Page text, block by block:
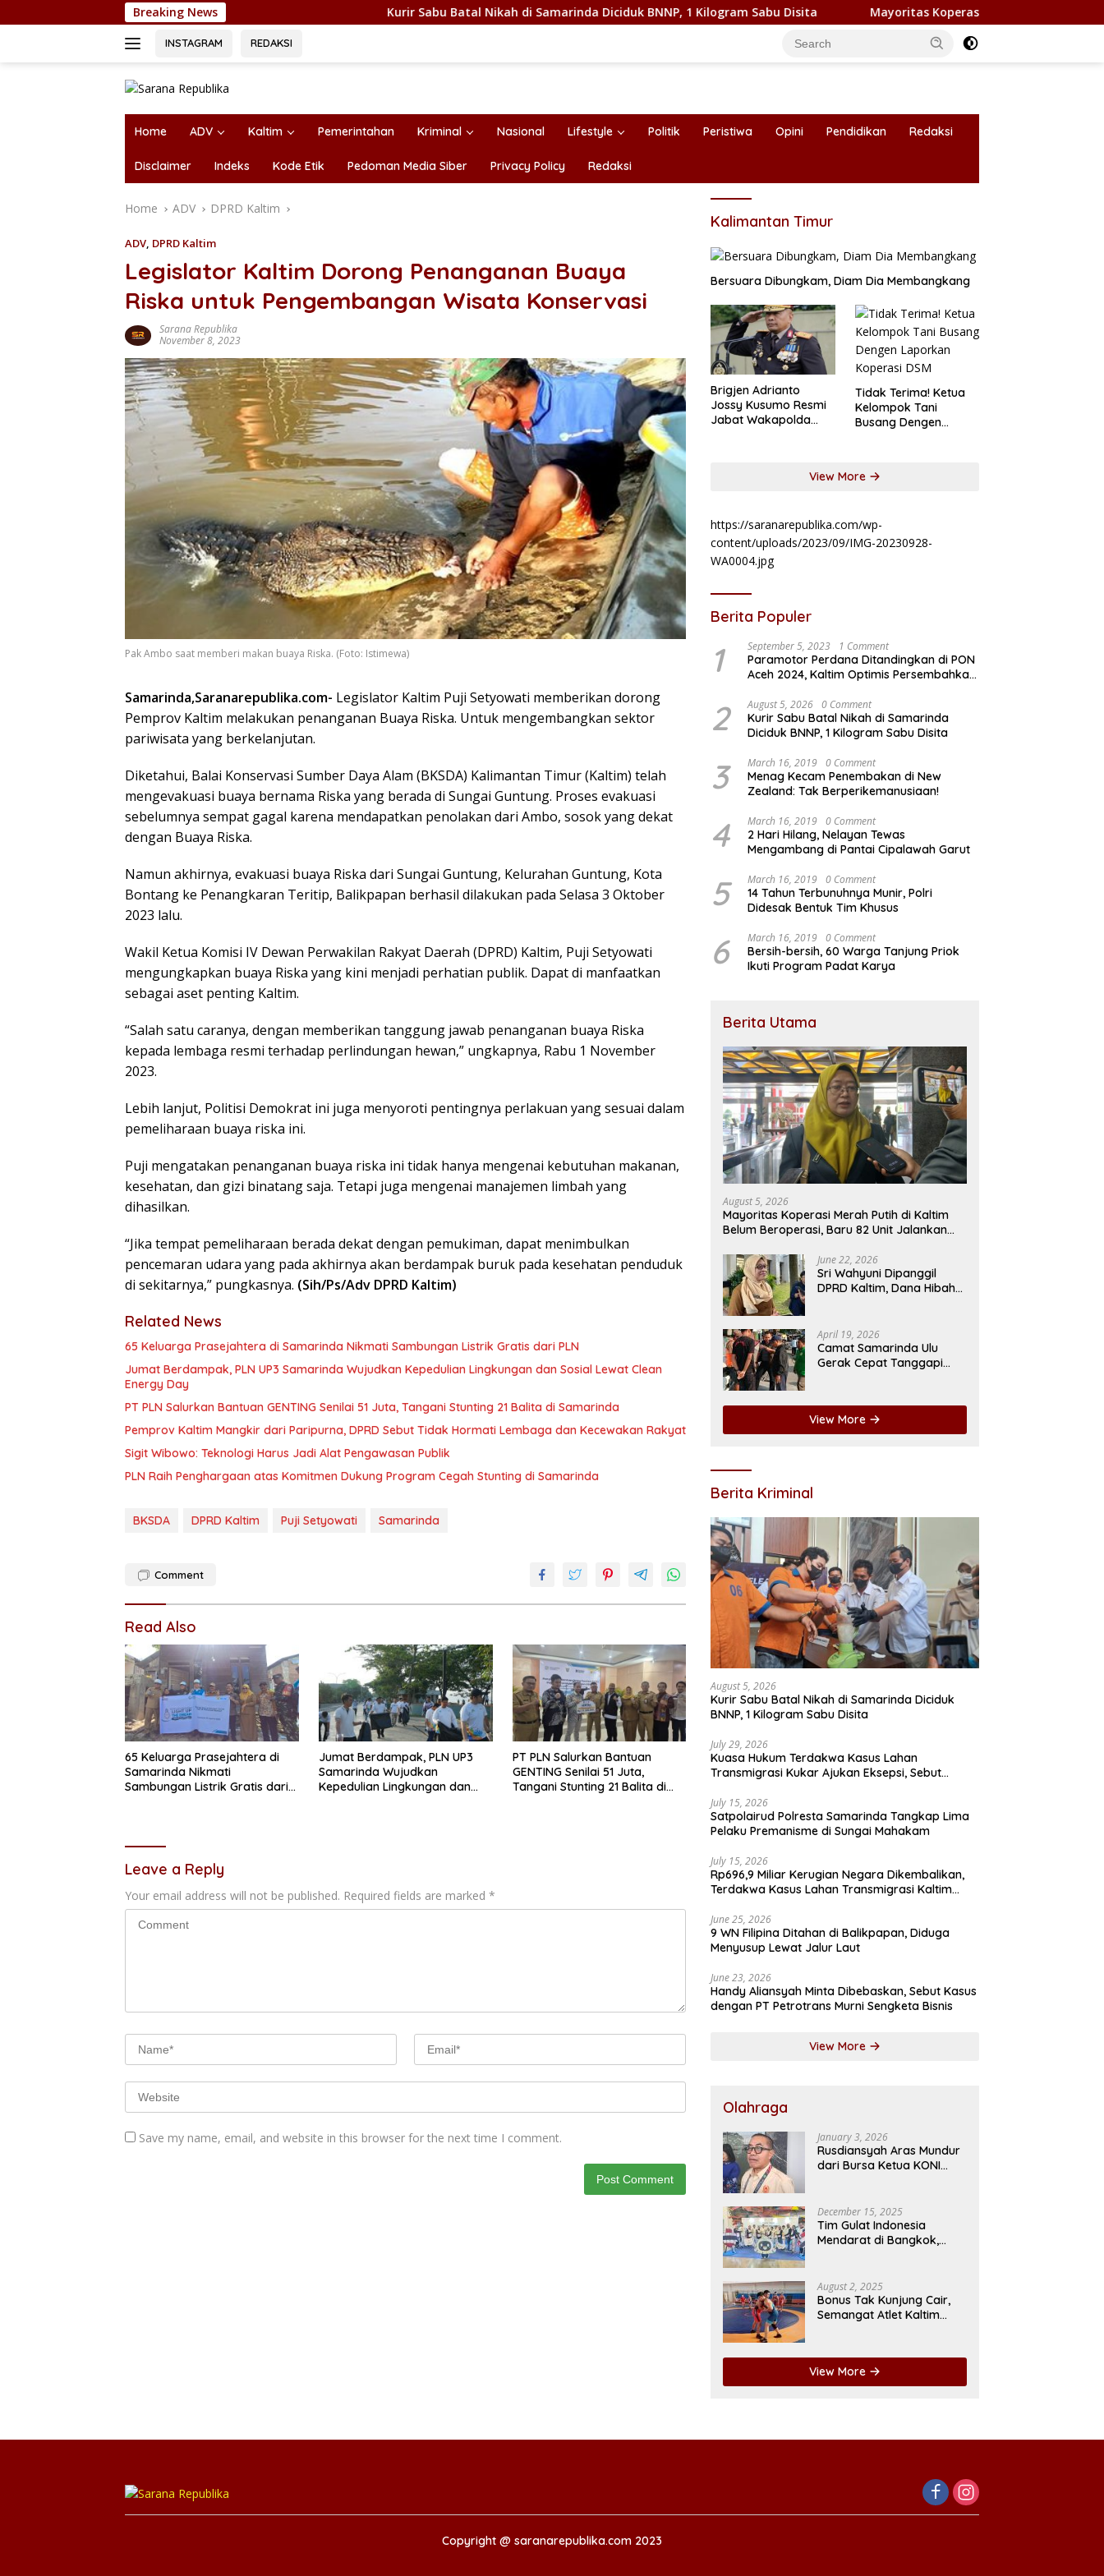
to
Breaking News Kurir Sabu Batal Nikah di Samarinda Diciduk BNNP, 1 Kilogram Sabu Disita Mayoritas Koperasi Merah Putih di Kaltim Belum
INSTAGRAM REDAKSI
Home ADV Kaltim Pemerintahan Kriminal Nasional Lifestyle Politik Peristiwa Opini Pendidikan Redaksi
Disclaimer Indeks Kode Etik Pedoman Media Siber Privacy Policy Redaksi
Home ADV DPRD Kaltim
ADV, DPRD Kaltim
Legislator Kaltim Dorong Penanganan Buaya
Riska untuk Pengembangan Wisata Konservasi
Sarana Republika
November 8, 2023
Pak Ambo saat memberi makan buaya Riska. (Foto: Istimewa)
Samarinda,Saranarepublika.com- Legislator Kaltim Puji Setyowati memberikan dorong
Pemprov Kaltim melakukan penanganan Buaya Riska. Untuk mengembangkan sektor
pariwisata yang berkelanjutan.
Diketahui, Balai Konservasi Sumber Daya Alam (BKSDA) Kalimantan Timur (Kaltim) telah
mengevakuasi buaya bernama Riska yang berada di Sungai Guntung. Proses evakuasi
sebelumnya sempat gagal karena mendapatkan penolakan dari Ambo, sosok yang dekat
dengan Buaya Riska.
Namun akhirnya, evakuasi buaya Riska dari Sungai Guntung, Kelurahan Guntung, Kota
Bontang ke Penangkaran Teritip, Balikpapan berhasil dilakukan pada Selasa 3 Oktober
2023 lalu.
Wakil Ketua Komisi IV Dewan Perwakilan Rakyat Daerah (DPRD) Kaltim, Puji Setyowati
mengungkapkan buaya Riska yang kini menjadi perhatian publik. Dapat di manfaatkan
sebagai aset penting Kaltim.
“Salah satu caranya, dengan memberikan tanggung jawab penanganan buaya Riska
kepada lembaga resmi terhadap perlindungan hewan,” ungkapnya, Rabu 1 November
2023.
Lebih lanjut, Politisi Demokrat ini juga menyoroti pentingnya perlakuan yang sesuai dalam
pemeliharaan buaya riska ini.
Puji mengatakan penanganan buaya riska ini tidak hanya mengenai kebutuhan makanan,
kesehatan, dan gizi binatang saja. Tetapi juga mengenai manajemen limbah yang
dihasilkan.
“Jika tempat pemeliharaan berada dekat dengan pemukiman, dapat menimbulkan
pencemaran udara yang pada akhirnya akan berdampak buruk pada kesehatan penduduk
di sekitarnya,” pungkasnya. (Sih/Ps/Adv DPRD Kaltim)
Related News
65 Keluarga Prasejahtera di Samarinda Nikmati Sambungan Listrik Gratis dari PLN
Jumat Berdampak, PLN UP3 Samarinda Wujudkan Kepedulian Lingkungan dan Sosial Lewat Clean
Energy Day
PT PLN Salurkan Bantuan GENTING Senilai 51 Juta, Tangani Stunting 21 Balita di Samarinda
Pemprov Kaltim Mangkir dari Paripurna, DPRD Sebut Tidak Hormati Lembaga dan Kecewakan Rakyat
Sigit Wibowo: Teknologi Harus Jadi Alat Pengawasan Publik
PLN Raih Penghargaan atas Komitmen Dukung Program Cegah Stunting di Samarinda
BKSDA DPRD Kaltim Puji Setyowati Samarinda
Comment
Read Also
65 Keluarga Prasejahtera di
Samarinda Nikmati
Sambungan Listrik Gratis dari
Jumat Berdampak, PLN UP3
Samarinda Wujudkan
Kepedulian Lingkungan dan
PT PLN Salurkan Bantuan
GENTING Senilai 51 Juta,
Tangani Stunting 21 Balita di
Leave a Reply
Your email address will not be published. Required fields are marked *
Save my name, email, and website in this browser for the next time I comment.
Kalimantan Timur
Bersuara Dibungkam, Diam Dia Membangkang
Brigjen Adrianto
Jossy Kusumo Resmi
Jabat Wakapolda
Tidak Terima! Ketua
Kelompok Tani
Busang Dengen
View More
https://saranarepublika.com/wp-
content/uploads/2023/09/IMG-20230928-
WA0004.jpg
Berita Populer
1 September 5, 2023 1 Comment
Paramotor Perdana Ditandingkan di PON
Aceh 2024, Kaltim Optimis Persembahkan
2 August 5, 2026 0 Comment
Kurir Sabu Batal Nikah di Samarinda
Diciduk BNNP, 1 Kilogram Sabu Disita
3 March 16, 2019 0 Comment
Menag Kecam Penembakan di New
Zealand: Tak Berperikemanusiaan!
4 March 16, 2019 0 Comment
2 Hari Hilang, Nelayan Tewas
Mengambang di Pantai Cipalawah Garut
5 March 16, 2019 0 Comment
14 Tahun Terbunuhnya Munir, Polri
Didesak Bentuk Tim Khusus
6 March 16, 2019 0 Comment
Bersih-bersih, 60 Warga Tanjung Priok
Ikuti Program Padat Karya
Berita Utama
August 5, 2026
Mayoritas Koperasi Merah Putih di Kaltim
Belum Beroperasi, Baru 82 Unit Jalankan
June 22, 2026
Sri Wahyuni Dipanggil
DPRD Kaltim, Dana Hibah
April 19, 2026
Camat Samarinda Ulu
Gerak Cepat Tanggapi
View More
Berita Kriminal
August 5, 2026
Kurir Sabu Batal Nikah di Samarinda Diciduk
BNNP, 1 Kilogram Sabu Disita
July 29, 2026
Kuasa Hukum Terdakwa Kasus Lahan
Transmigrasi Kukar Ajukan Eksepsi, Sebut
July 15, 2026
Satpolairud Polresta Samarinda Tangkap Lima
Pelaku Premanisme di Sungai Mahakam
July 15, 2026
Rp696,9 Miliar Kerugian Negara Dikembalikan,
Terdakwa Kasus Lahan Transmigrasi Kaltim
June 25, 2026
9 WN Filipina Ditahan di Balikpapan, Diduga
Menyusup Lewat Jalur Laut
June 23, 2026
Handy Aliansyah Minta Dibebaskan, Sebut Kasus
dengan PT Petrotrans Murni Sengketa Bisnis
View More
Olahraga
January 3, 2026
Rusdiansyah Aras Mundur
dari Bursa Ketua KONI
December 15, 2025
Tim Gulat Indonesia
Mendarat di Bangkok,
August 2, 2025
Bonus Tak Kunjung Cair,
Semangat Atlet Kaltim
View More
Copyright @ saranarepublika.com 2023